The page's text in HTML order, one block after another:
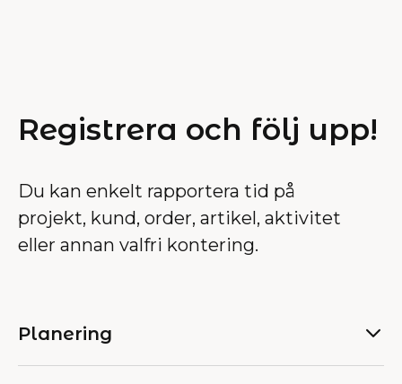
Registrera och följ upp!
Du kan enkelt rapportera tid på
projekt, kund, order, artikel, aktivitet
eller annan valfri kontering.
Planering